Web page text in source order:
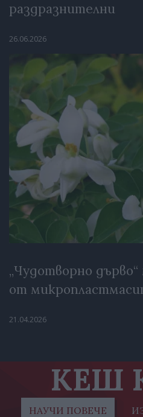
раздразнителни
26.06.2026
„Чудотворно
от
21.04.2026
КЕШ
НАУЧИ ПОВЕЧЕ